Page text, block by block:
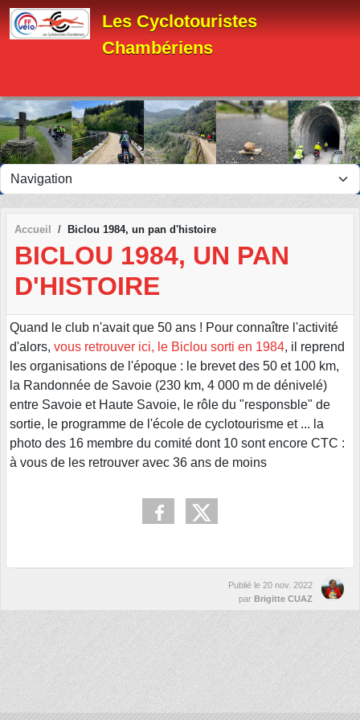
Les Cyclotouristes
Chambériens
Accueil Biclou 1984, un pan d'histoire
BICLOU 1984, UN PAN
D'HISTOIRE
Quand le club n'avait que 50 ans ! Pour connaître l'activité
d'alors, vous retrouver ici, le Biclou sorti en 1984, il reprend
les organisations de l'époque : le brevet des 50 et 100 km,
la Randonnée de Savoie (230 km, 4 000 m de dénivelé)
entre Savoie et Haute Savoie, le rôle du "responsble" de
sortie, le programme de l'école de cyclotourisme et ... la
photo des 16 membre du comité dont 10 sont encore CTC :
à vous de les retrouver avec 36 ans de moins
Publié le 20 nov. 2022
par Brigitte CUAZ
Panneau de gestion des cookies